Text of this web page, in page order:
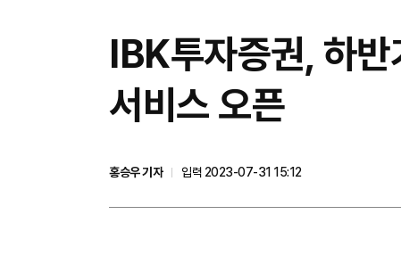
IBK투자증권, 하
서비스 오픈
홍승우 기자
입력 2023-07-31 15:12